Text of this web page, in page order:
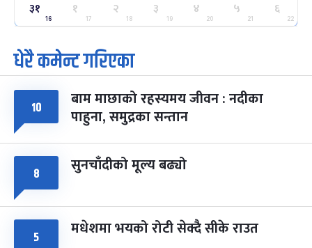
२५
मंगल
ग्याल्पो ल्होसार
फाल्गुन २५, २०८३ Mar 9, 2027
७ महिना बाँकी
७
आइत
पूर्णिमा व्रत
चैत्र ७, २०८३-Mar 21, 2027
८ फागुपूर्णिमा
चैत्र ८, २०८३- Mar 22, 2027
७ महिना बाँकी
३१
16
१
17
२
18
३
19
४
20
५
21
६
22
धेरै कमेन्ट गरिएका
१० बाम माछाको रहस्यमय जीवन : नदीका
पाहुना, समुद्रका सन्तान
८ सुनचाँदीको मूल्य बढ्यो
५ मधेशमा भयको रोटी सेक्दै सीके राउत